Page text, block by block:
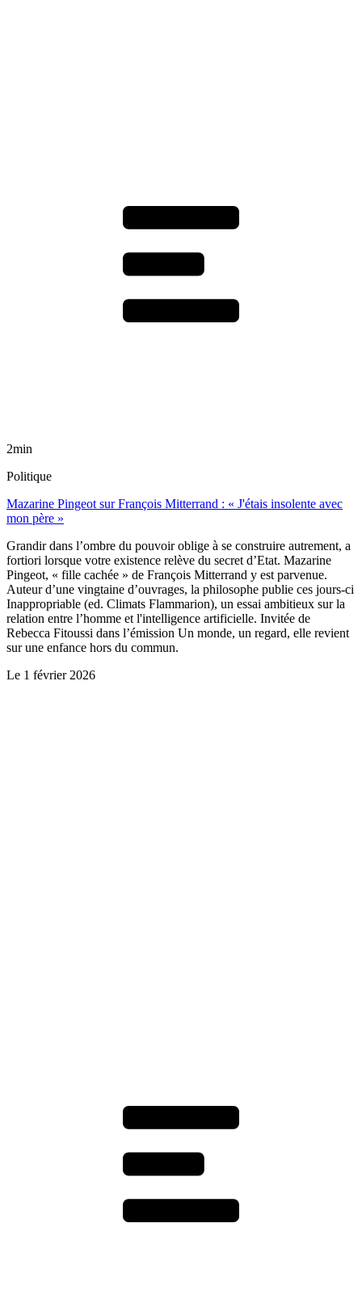
2min
Politique
Mazarine Pingeot sur François Mitterrand : « J'étais insolente avec
mon père »
Grandir dans l’ombre du pouvoir oblige à se construire autrement, a
fortiori lorsque votre existence relève du secret d’Etat. Mazarine
Pingeot, « fille cachée » de François Mitterrand y est parvenue.
Auteur d’une vingtaine d’ouvrages, la philosophe publie ces jours-ci
Inappropriable (ed. Climats Flammarion), un essai ambitieux sur la
relation entre l’homme et l'intelligence artificielle. Invitée de
Rebecca Fitoussi dans l’émission Un monde, un regard, elle revient
sur une enfance hors du commun.
Le 1 février 2026